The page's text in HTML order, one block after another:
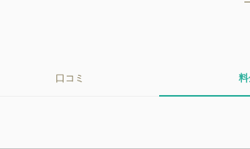
口コミ 料